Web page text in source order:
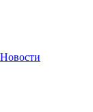
Новости